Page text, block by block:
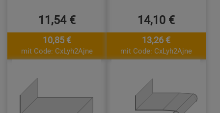
11,54 €
10,85 €
mit Code: CxLyh2Ajne
14,10 €
13,26 €
mit Code: CxLyh2Ajne